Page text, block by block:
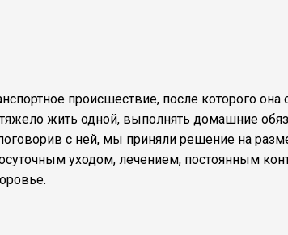
происшествие, после которого она
жить одной, выполнять домашние
с ней, мы приняли решение на
уходом, лечением, постоянным